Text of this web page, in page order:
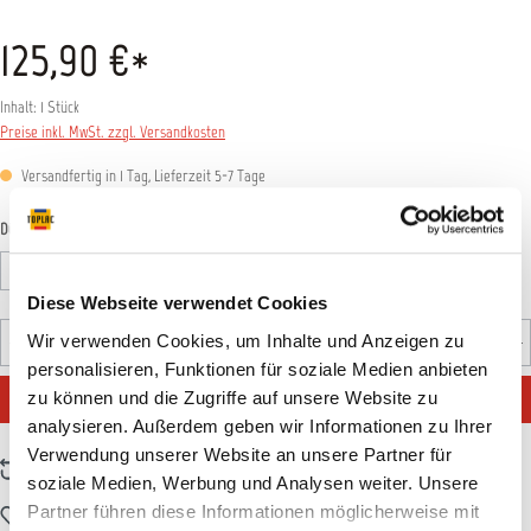
Diese Webseite verwendet Cookies
Wir verwenden Cookies, um Inhalte und Anzeigen zu
personalisieren, Funktionen für soziale Medien anbieten
zu können und die Zugriffe auf unsere Website zu
analysieren. Außerdem geben wir Informationen zu Ihrer
Verwendung unserer Website an unsere Partner für
soziale Medien, Werbung und Analysen weiter. Unsere
Partner führen diese Informationen möglicherweise mit
125,90 €*
Inhalt: 1 Stück
Preise inkl. MwSt. zzgl. Versandkosten
Versandfertig in 1 Tag, Lieferzeit 5-7 Tage
Düsengröße
Produkt Anzahl: Gib den gewünschten Wert ein oder
Stück
IN DEN WARENKORB
Zum Vergleich hinzufügen
Zum Merkzettel hinzufügen